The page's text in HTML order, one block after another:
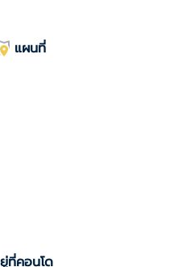
แผนที่
ที่คอนโด